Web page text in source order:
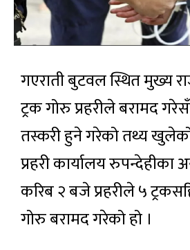
गएराती बुटवल स्थित मुख्य
ट्रक गोरु प्रहरीले बरामद
तस्करी हुने गरेको तथ्य
प्रहरी कार्यालय रुपन्देहीका
करिब २ बजे प्रहरीले ५
गोरु बरामद गरेको हो ।